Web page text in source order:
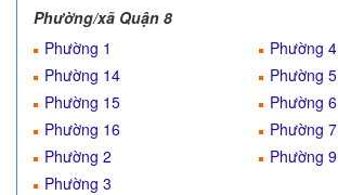
Phường/xã Quận 8
Phường 1
Phường 14
Phường 15
Phường 16
Phường 2
Phường 3
Phường 4
Phường 5
Phường 6
Phường 7
Phường 9